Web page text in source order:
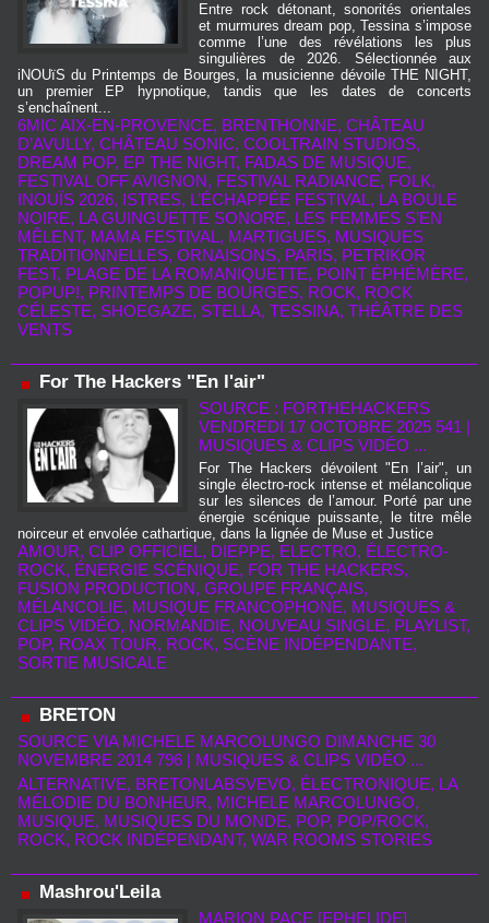
Entre rock détonant, sonorités orientales
et murmures dream pop, Tessina s’impose
comme l’une des révélations les plus
singulières de 2026. Sélectionnée aux
iNOUïS du Printemps de Bourges, la musicienne dévoile THE NIGHT,
un premier EP hypnotique, tandis que les dates de concerts
s’enchaînent...
6MIC AIX-EN-PROVENCE, BRENTHONNE, CHÂTEAU
D’AVULLY, CHÂTEAU SONIC, COOLTRAIN STUDIOS,
DREAM POP, EP THE NIGHT, FADAS DE MUSIQUE,
FESTIVAL OFF AVIGNON, FESTIVAL RADIANCE, FOLK,
INOUÏS 2026, ISTRES, L’ÉCHAPPÉE FESTIVAL, LA BOULE
NOIRE, LA GUINGUETTE SONORE, LES FEMMES S’EN
MÊLENT, MAMA FESTIVAL, MARTIGUES, MUSIQUES
TRADITIONNELLES, ORNAISONS, PARIS, PETRIKOR
FEST, PLAGE DE LA ROMANIQUETTE, POINT ÉPHÉMÈRE,
POPUP!, PRINTEMPS DE BOURGES, ROCK, ROCK
CÉLESTE, SHOEGAZE, STELLA, TESSINA, THÉÂTRE DES
VENTS
For The Hackers "En l'air"
SOURCE : FORTHEHACKERS
VENDREDI 17 OCTOBRE 2025 541 |
MUSIQUES & CLIPS VIDÉO ...
For The Hackers dévoilent "En l’air", un
single électro-rock intense et mélancolique
sur les silences de l’amour. Porté par une
énergie scénique puissante, le titre mêle
noirceur et envolée cathartique, dans la lignée de Muse et Justice
AMOUR, CLIP OFFICIEL, DIEPPE, ELECTRO, ÉLECTRO-
ROCK, ÉNERGIE SCÉNIQUE, FOR THE HACKERS,
FUSION PRODUCTION, GROUPE FRANÇAIS,
MÉLANCOLIE, MUSIQUE FRANCOPHONE, MUSIQUES &
CLIPS VIDÉO, NORMANDIE, NOUVEAU SINGLE, PLAYLIST,
POP, ROAX TOUR, ROCK, SCÈNE INDÉPENDANTE,
SORTIE MUSICALE
BRETON
SOURCE VIA MICHELE MARCOLUNGO DIMANCHE 30
NOVEMBRE 2014 796 | MUSIQUES & CLIPS VIDÉO ...
ALTERNATIVE, BRETONLABSVEVO, ÉLECTRONIQUE, LA
MÉLODIE DU BONHEUR, MICHELE MARCOLUNGO,
MUSIQUE, MUSIQUES DU MONDE, POP, POP/ROCK,
ROCK, ROCK INDÉPENDANT, WAR ROOMS STORIES
Mashrou'Leila
MARION PACE [EPHELIDE]